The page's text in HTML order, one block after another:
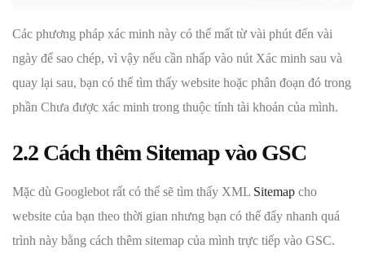
Các phương pháp xác minh này có thể mất từ ​​vài phút đến vài
ngày để sao chép, vì vậy nếu cần nhấp vào nút Xác minh sau và
quay lại sau, bạn có thể tìm thấy website hoặc phân đoạn đó trong
phần Chưa được xác minh trong thuộc tính tài khoản của mình.
2.2 Cách thêm Sitemap vào GSC
Mặc dù Googlebot rất có thể sẽ tìm thấy XML Sitemap cho
website của bạn theo thời gian nhưng bạn có thể đẩy nhanh quá
trình này bằng cách thêm sitemap của mình trực tiếp vào GSC.